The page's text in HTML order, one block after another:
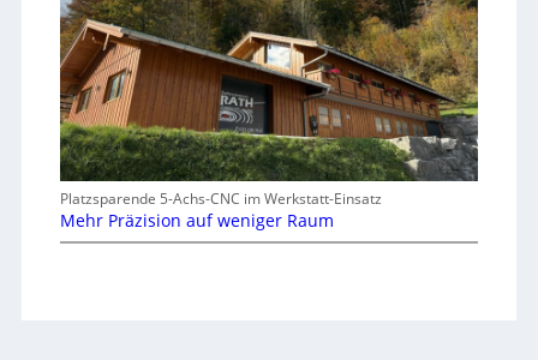
Platzsparende 5-Achs-CNC im Werkstatt-Einsatz
Mehr Präzision auf weniger Raum